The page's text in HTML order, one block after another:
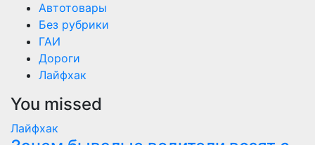
Автотовары
Без рубрики
ГАИ
Дороги
Лайфхак
You missed
Лайфхак